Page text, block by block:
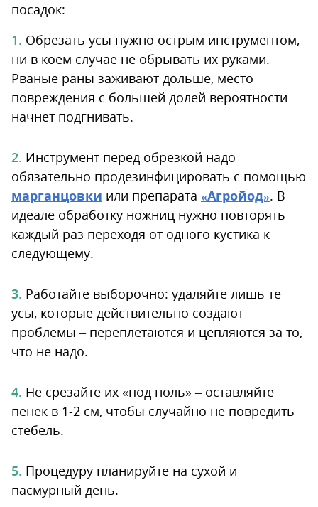
посадок:
Обрезать усы нужно острым инструментом,
ни в коем случае не обрывать их руками.
Рваные раны заживают дольше, место
повреждения с большей долей вероятности
начнет подгнивать.
Инструмент перед обрезкой надо
обязательно продезинфицировать с помощью
марганцовки или препарата «Агройод». В
идеале обработку ножниц нужно повторять
каждый раз переходя от одного кустика к
следующему.
Работайте выборочно: удаляйте лишь те
усы, которые действительно создают
проблемы – переплетаются и цепляются за то,
что не надо.
Не срезайте их «под ноль» – оставляйте
пенек в 1-2 см, чтобы случайно не повредить
стебель.
Процедуру планируйте на сухой и
пасмурный день.